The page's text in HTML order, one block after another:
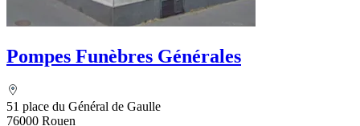
Pompes Funèbres Générales
51 place du Général de Gaulle
76000 Rouen